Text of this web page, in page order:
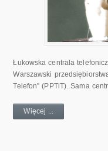
Łukowska centrala
Warszawski
Telefon” (PPTiT). Sama
Więcej ...